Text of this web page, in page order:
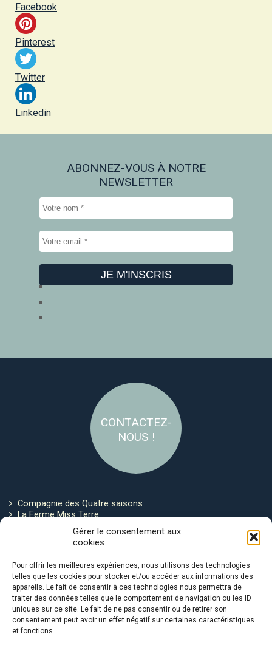
Gérer le consentement aux
cookies
Pour offrir les meilleures expériences, nous utilisons des technologies
telles que les cookies pour stocker et/ou accéder aux informations des
appareils. Le fait de consentir à ces technologies nous permettra de
traiter des données telles que le comportement de navigation ou les ID
uniques sur ce site. Le fait de ne pas consentir ou de retirer son
consentement peut avoir un effet négatif sur certaines caractéristiques
et fonctions.
Facebook
Pinterest
Twitter
Linkedin
ABONNEZ-VOUS À NOTRE
NEWSLETTER
CONTACTEZ-
NOUS !
Compagnie des Quatre saisons
La Ferme Miss Terre
Politique de cookies